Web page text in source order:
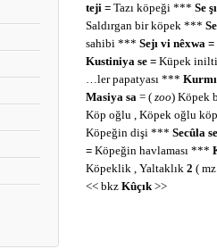
teji =Tazı köpeği *** Se
Saldırgan bir köpek ***
sahibi *** Sejı vi nêxwa =
Kustiniya se = Küpek
…ler papatyası ***
Masiya sa= ( zoo) Köpek
Köp oğlu , Köpek oğlu
Köpeğin dişi *** Secûla
=Köpeğin havlaması ***
Köpeklik , Yaltaklık 2 (
<< bkz Kûçık>>